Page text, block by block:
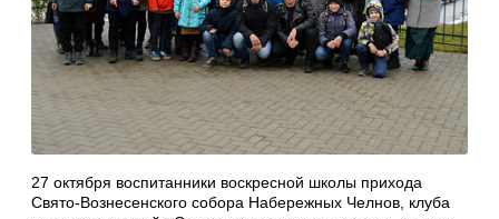
27 октября воспитанники воскресной школы прихода
Свято-Вознесенского собора Набережных Челнов, клуба